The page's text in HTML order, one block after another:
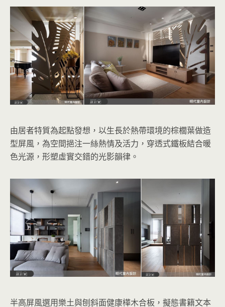
由居者特質為起點發想，以生長於熱帶環境的棕櫚葉做造
型屏風，為空間挹注一絲熱情及活力，穿透式鐵板結合暖
色光源，形塑虛實交錯的光影韻律。
半高屏風選用樂土與刨斜面健康樺木合板，擬態書籍文本